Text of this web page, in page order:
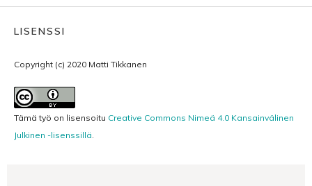
LISENSSI
Copyright (c) 2020 Matti Tikkanen
Tämä työ on lisensoitu Creative Commons Nimeä 4.0 Kansainvälinen
Julkinen -lisenssillä.